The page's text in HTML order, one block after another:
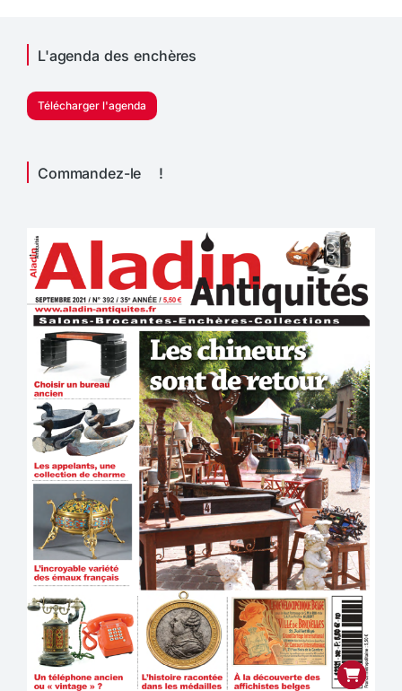
L'agenda des enchères
Télécharger l'agenda
Commandez-le !